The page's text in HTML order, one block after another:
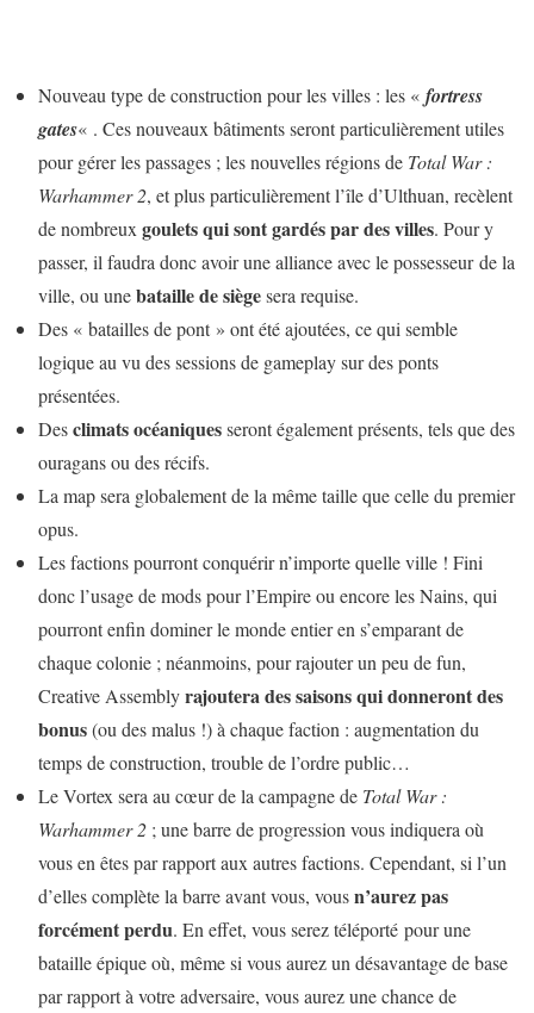
Nouveau type de construction pour les villes : les « fortress
gates« . Ces nouveaux bâtiments seront particulièrement utiles
pour gérer les passages ; les nouvelles régions de Total War :
Warhammer 2, et plus particulièrement l’île d’Ulthuan, recèlent
de nombreux goulets qui sont gardés par des villes. Pour y
passer, il faudra donc avoir une alliance avec le possesseur de la
ville, ou unebataille de siègesera requise.
Des « batailles de pont » ont été ajoutées, ce qui semble
logique au vu des sessions de gameplay sur des ponts
présentées.
Desclimats océaniquesseront également présents, tels que des
ouragans ou des récifs.
La map sera globalement de la même taille que celle du premier
opus.
Les factions pourront conquérir n’importe quelle ville ! Fini
donc l’usage de mods pour l’Empire ou encore les Nains, qui
pourront enfin dominer le monde entier en s’emparant de
chaque colonie ; néanmoins, pour rajouter un peu de fun,
Creative Assemblyrajoutera des saisons qui donneront des
bonus(ou des malus !) à chaque faction : augmentation du
temps de construction, trouble de l’ordre public…
Le Vortex sera au cœur de la campagne de Total War :
Warhammer 2 ; une barre de progression vous indiquera où
vous en êtes par rapport aux autres factions. Cependant, si l’un
d’elles complète la barre avant vous, vousn’aurez pas
forcément perdu. En effet, vous serez téléporté pour une
bataille épique où, même si vous aurez un désavantage de base
par rapport à votre adversaire, vous aurez une chance de